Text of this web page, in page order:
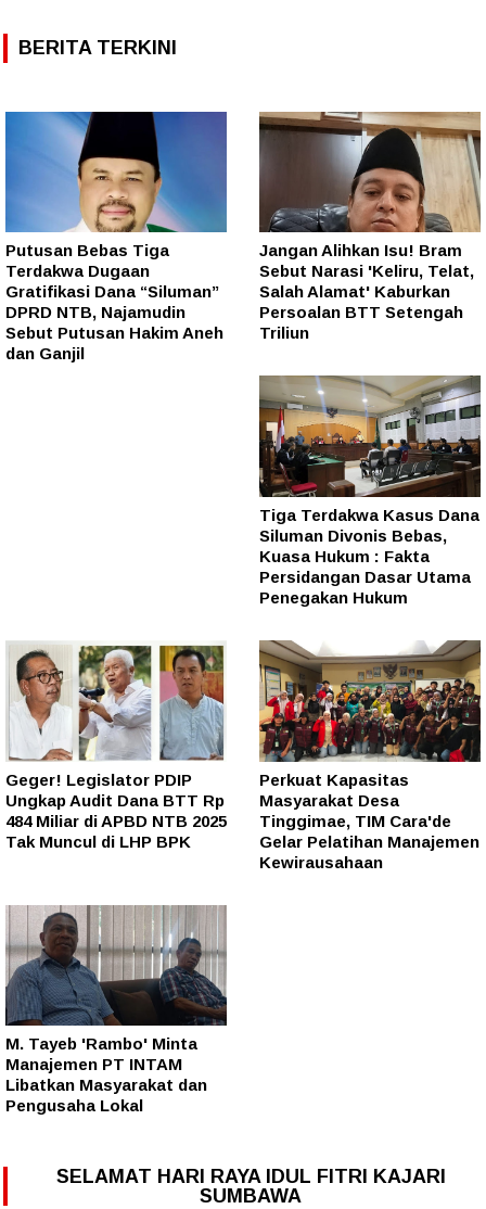
BERITA TERKINI
Putusan Bebas Tiga
Terdakwa Dugaan
Gratifikasi Dana “Siluman”
DPRD NTB, Najamudin
Sebut Putusan Hakim Aneh
dan Ganjil
Jangan Alihkan Isu! Bram
Sebut Narasi 'Keliru, Telat,
Salah Alamat' Kaburkan
Persoalan BTT Setengah
Triliun
Tiga Terdakwa Kasus Dana
Siluman Divonis Bebas,
Kuasa Hukum : Fakta
Persidangan Dasar Utama
Penegakan Hukum
Geger! Legislator PDIP
Ungkap Audit Dana BTT Rp
484 Miliar di APBD NTB 2025
Tak Muncul di LHP BPK
Perkuat Kapasitas
Masyarakat Desa
Tinggimae, TIM Cara'de
Gelar Pelatihan Manajemen
Kewirausahaan
M. Tayeb 'Rambo' Minta
Manajemen PT INTAM
Libatkan Masyarakat dan
Pengusaha Lokal
SELAMAT HARI RAYA IDUL FITRI KAJARI
SUMBAWA